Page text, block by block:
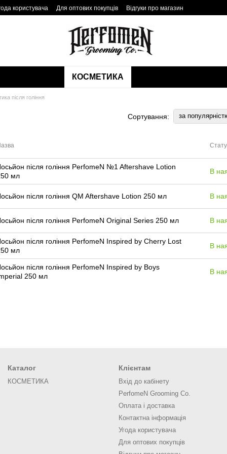
користувача Для оптових покупців Відгуки про магазин
КОСМЕТИКА
після гоління
Сортування: за
після гоління PerfomeN №1 Aftershave Lotion
мл
В
після гоління QM Aftershave Lotion 250 мл В
після гоління PerfomeN Original Series 250 мл В
після гоління PerfomeN Inspired by Cherry Lost
мл
В
після гоління PerfomeN Inspired by Boys
250 мл
В
Каталог
КОСМЕТИКА
Клієнтам
Вхід до кабінету
PerfomeN Grooming Co.
Оплата і доставка
Контактна інформація
Угода користувача
Для оптових покупців